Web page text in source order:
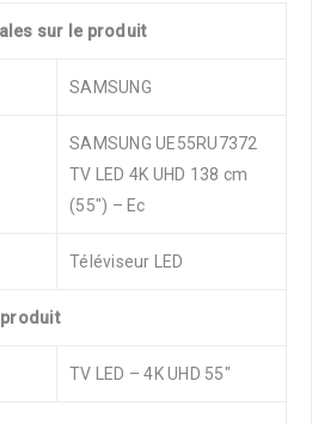
sur le produit
SAMSUNG
SAMSUNG UE55RU7372
TV LED 4K UHD 138 cm
(55″) – Ec
Téléviseur LED
TV LED – 4K UHD 55″